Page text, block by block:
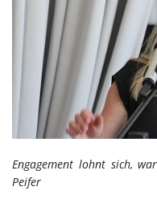
Engagement lohnt sich,
Peifer